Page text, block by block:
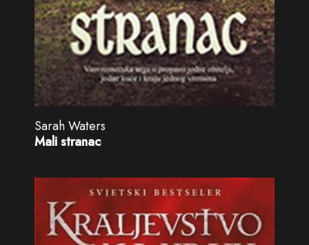
Sarah Waters
Mali stranac